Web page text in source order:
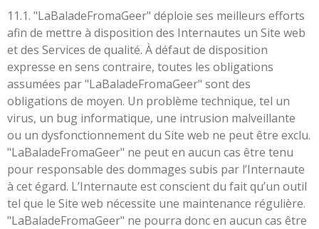
11.1. "LaBaladeFromaGeer" déploie ses meilleurs efforts
afin de mettre à disposition des Internautes un Site web
et des Services de qualité. À défaut de disposition
expresse en sens contraire, toutes les obligations
assumées par "LaBaladeFromaGeer" sont des
obligations de moyen. Un problème technique, tel un
virus, un bug informatique, une intrusion malveillante
ou un dysfonctionnement du Site web ne peut être exclu.
"LaBaladeFromaGeer" ne peut en aucun cas être tenu
pour responsable des dommages subis par l’Internaute
à cet égard. L’Internaute est conscient du fait qu’un outil
tel que le Site web nécessite une maintenance régulière.
"LaBaladeFromaGeer" ne pourra donc en aucun cas être